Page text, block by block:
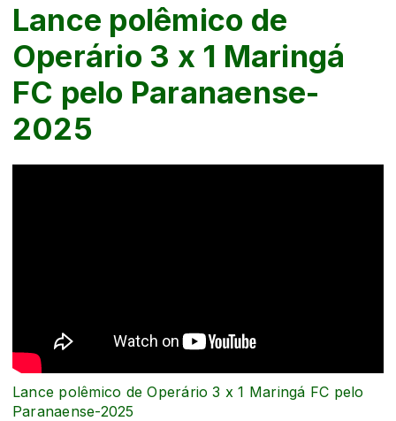
Lance polêmico de
Operário 3 x 1 Maringá
FC pelo Paranaense-
2025
Lance polêmico de Operário 3 x 1 Maringá FC pelo
Paranaense-2025